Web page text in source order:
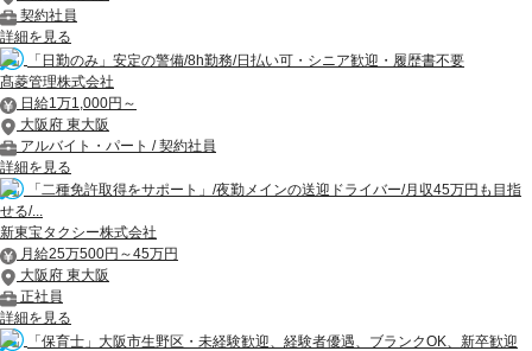
契約社員
詳細を見る
「日勤のみ」安定の警備/8h勤務/日払い可・シニア歓迎・履歴書不要
髙菱管理株式会社
日給1万1,000円～
大阪府 東大阪
アルバイト・パート / 契約社員
詳細を見る
「二種免許取得をサポート」/夜勤メインの送迎ドライバー/月収45万円も目指
せる/...
新東宝タクシー株式会社
月給25万500円～45万円
大阪府 東大阪
正社員
詳細を見る
「保育士」大阪市生野区・未経験歓迎、経験者優遇、ブランクOK、新卒歓迎